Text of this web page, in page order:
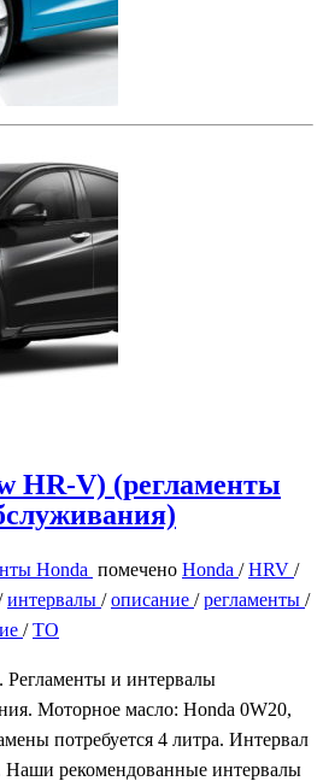
HR-V) (регламенты
Honda помечено Honda /HRV /
интервалы /описание /регламенты /
/ТО
и интервалы
Моторное масло: Honda 0W20,
потребуется 4 литра. Интервал
рекомендованные интервалы